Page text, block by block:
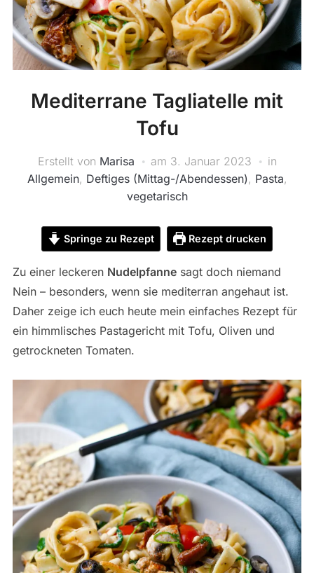
Mediterrane Tagliatelle mit
Tofu
Erstellt von Marisa am 3. Januar 2023
in
Allgemein, Deftiges (Mittag-/Abendessen) , Pasta,
vegetarisch
Springe zu Rezept Rezept drucken
Zu einer leckeren Nudelpfannesagt doch niemand
Nein – besonders, wenn sie mediterran angehaut ist.
Daher zeige ich euch heute mein einfaches Rezept für
ein himmlisches Pastagericht mit Tofu, Oliven und
getrockneten Tomaten.